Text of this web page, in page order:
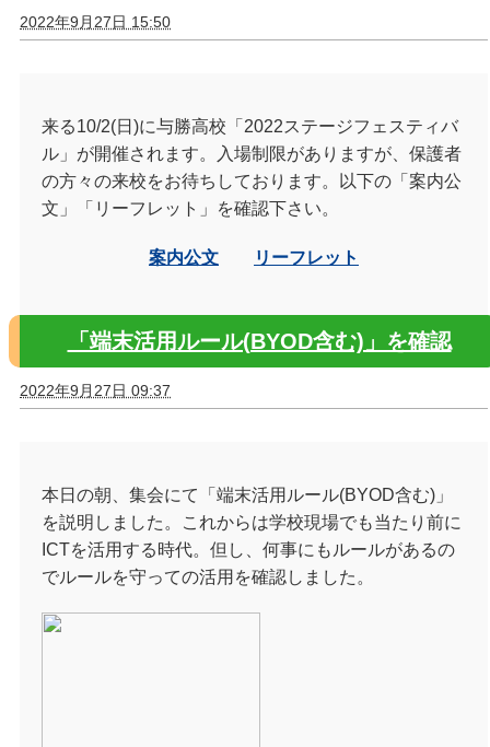
2022年9月27日 15:50
来る10/2(日)に与勝高校「2022ステージフェスティバ
ル」が開催されます。入場制限がありますが、保護者
の方々の来校をお待ちしております。以下の「案内公
文」「リーフレット」を確認下さい。
案内公文 リーフレット
「端末活用ルール(BYOD含む)」を確認
2022年9月27日 09:37
本日の朝、集会にて「端末活用ルール(BYOD含む)」
を説明しました。これからは学校現場でも当たり前に
ICTを活用する時代。但し、何事にもルールがあるの
でルールを守っての活用を確認しました。